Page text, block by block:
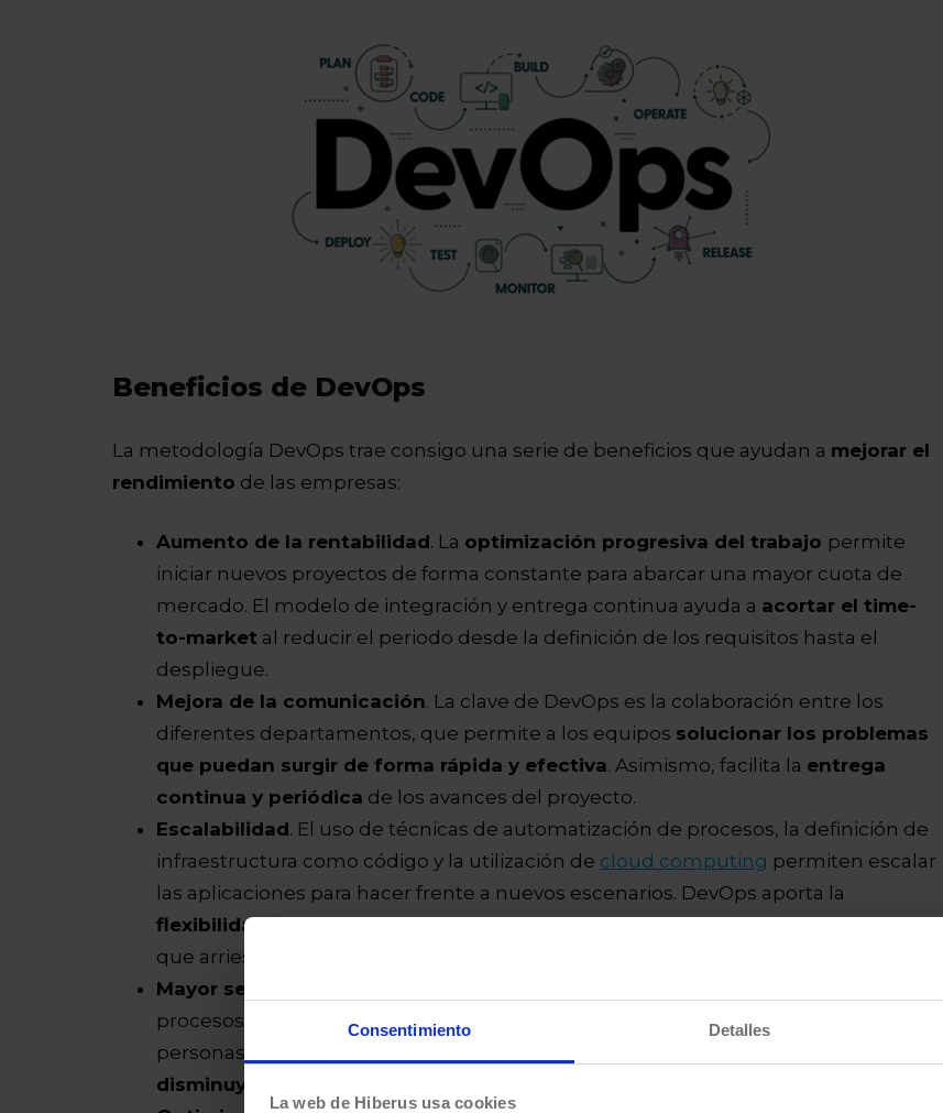
Consentimiento Detalles
La web de Hiberus usa cookies
Beneficios de DevOps
La metodología DevOps trae consigo una serie de beneficios que ayudan a mejorar el
rendimiento de las empresas:
Aumento de la rentabilidad. La optimización progresiva del trabajo permite
iniciar nuevos proyectos de forma constante para abarcar una mayor cuota de
mercado. El modelo de integración y entrega continua ayuda a acortar el time-
to-market al reducir el periodo desde la definición de los requisitos hasta el
despliegue.
Mejora de la comunicación. La clave de DevOps es la colaboración entre los
diferentes departamentos, que permite a los equipos solucionar los problemas
que puedan surgir de forma rápida y efectiva. Asimismo, facilita la entrega
continua y periódica de los avances del proyecto.
Escalabilidad. El uso de técnicas de automatización de procesos, la definición de
infraestructura como código y la utilización de cloud computing permiten escalar
las aplicaciones para hacer frente a nuevos escenarios. DevOps aporta la
flexibilidad necesaria para añadir nuevo código y ampliar el softwaresin tener
que arriesgar toda la producción.
Mayor seguridad
procesos, ya que, al incrementarse la automatización, se reduce el número de
personas que participan. En consecuencia,
disminuye